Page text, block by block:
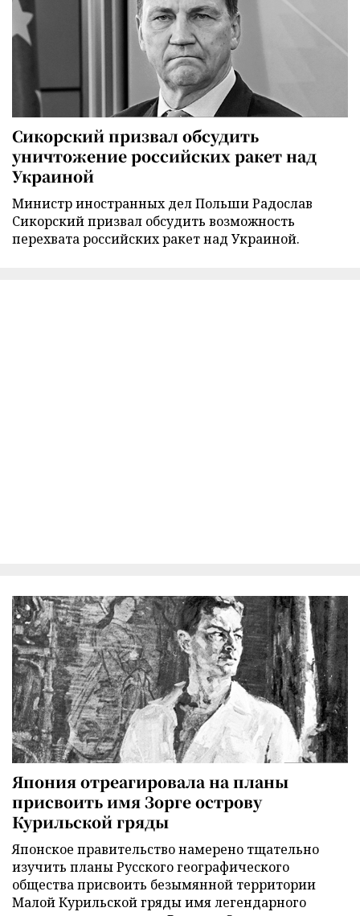
Сикорский призвал обсудить
уничтожение российских ракет над
Украиной
Министр иностранных дел Польши Радослав
Сикорский призвал обсудить возможность
перехвата российских ракет над Украиной.
Япония отреагировала на планы
присвоить имя Зорге острову
Курильской гряды
Японское правительство намерено тщательно
изучить планы Русского географического
общества присвоить безымянной территории
Малой Курильской гряды имя легендарного